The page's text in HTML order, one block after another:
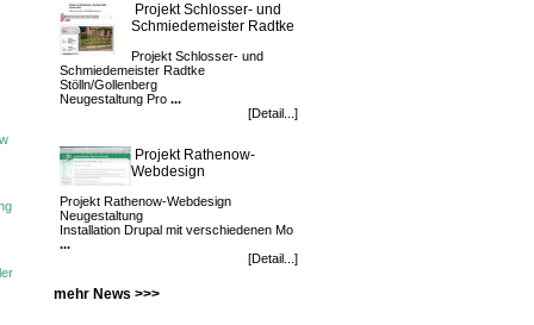
Projekt Schlosser- und
Schmiedemeister Radtke
Projekt Schlosser- und
Schmiedemeister Radtke
Stölln/Gollenberg
Neugestaltung Pro ...
[Detail...]
Projekt Rathenow-
Webdesign
Projekt Rathenow-Webdesign
Neugestaltung
Installation Drupal mit verschiedenen Mo
...
[Detail...]
mehr News >>>